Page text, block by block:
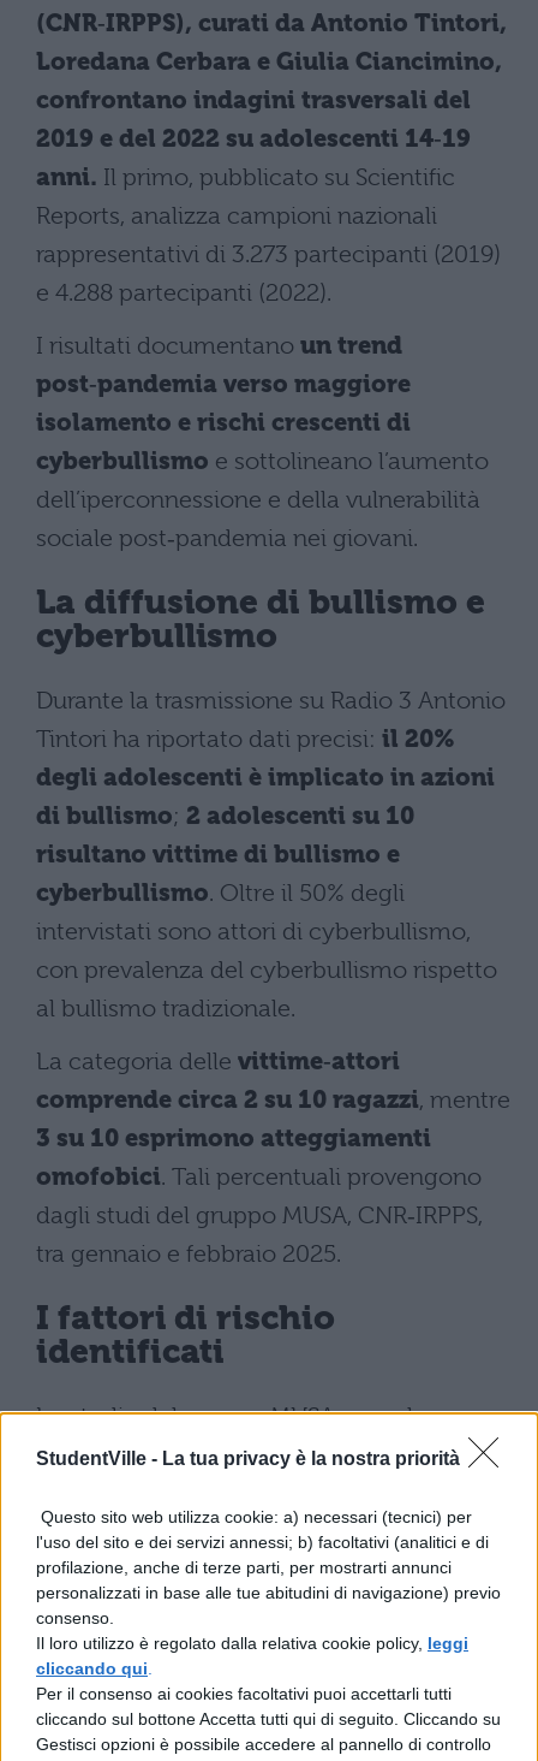
StudentVille - La tua privacy è la nostra priorità
Questo sito web utilizza cookie: a) necessari (tecnici) per
l'uso del sito e dei servizi annessi; b) facoltativi (analitici e di
profilazione, anche di terze parti, per mostrarti annunci
personalizzati in base alle tue abitudini di navigazione) previo
consenso.
Il loro utilizzo è regolato dalla relativa cookie policy, leggi
cliccando qui
Per il consenso ai cookies facoltativi puoi accettarli tutti
cliccando sul bottone Accetta tutti qui di seguito. Cliccando su
Gestisci opzioni è possibile accedere al pannello di controllo
(CNR‑IRPPS), curati da Antonio Tintori,
Loredana Cerbara e Giulia Ciancimino,
confrontano indagini trasversali del
2019 e del 2022 su adolescenti 14‑19
anni. Il primo, pubblicato su Scientific
Reports, analizza campioni nazionali
rappresentativi di 3.273 partecipanti (2019)
e 4.288 partecipanti (2022).
I risultati documentano un trend
post‑pandemia verso maggiore
isolamento e rischi crescenti di
cyberbullismo e sottolineano l’aumento
dell’iperconnessione e della vulnerabilità
sociale post‑pandemia nei giovani.
La diffusione di bullismo e
cyberbullismo
Durante la trasmissione su Radio 3 Antonio
Tintori ha riportato dati precisi: il 20%
degli adolescenti è implicato in azioni
di bullismo; 2 adolescenti su 10
risultano vittime di bullismo e
cyberbullismo. Oltre il 50% degli
intervistati sono attori di cyberbullismo,
con prevalenza del cyberbullismo rispetto
al bullismo tradizionale.
La categoria delle vittime‑attori
comprende circa 2 su 10 ragazzi, mentre
3 su 10 esprimono atteggiamenti
omofobici. Tali percentuali provengono
dagli studi del gruppo MUSA, CNR‑IRPPS,
tra gennaio e febbraio 2025.
I fattori di rischio
identificati
Lo studio del gruppo MUSA segnala
correlazioni osservate tra la probabilità
bullismo/cyberbullismo e diversi
fattori: il genere, la fascia d’età, la
provenienza geografica, l’eccessiva
connessione digitale e la scarsa fiducia
negli adulti, ciascuno associato a
aumentata probabilità nelle analisi,